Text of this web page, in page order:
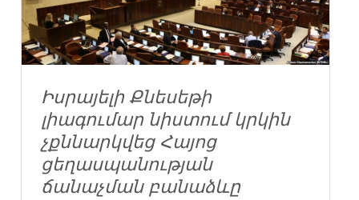
Իսրայելի Քնեսեթի
լիագումար նիստում կրկին
չքննարկվեց Հայոց
ցեղասպանության
ճանաչման բանաձևը